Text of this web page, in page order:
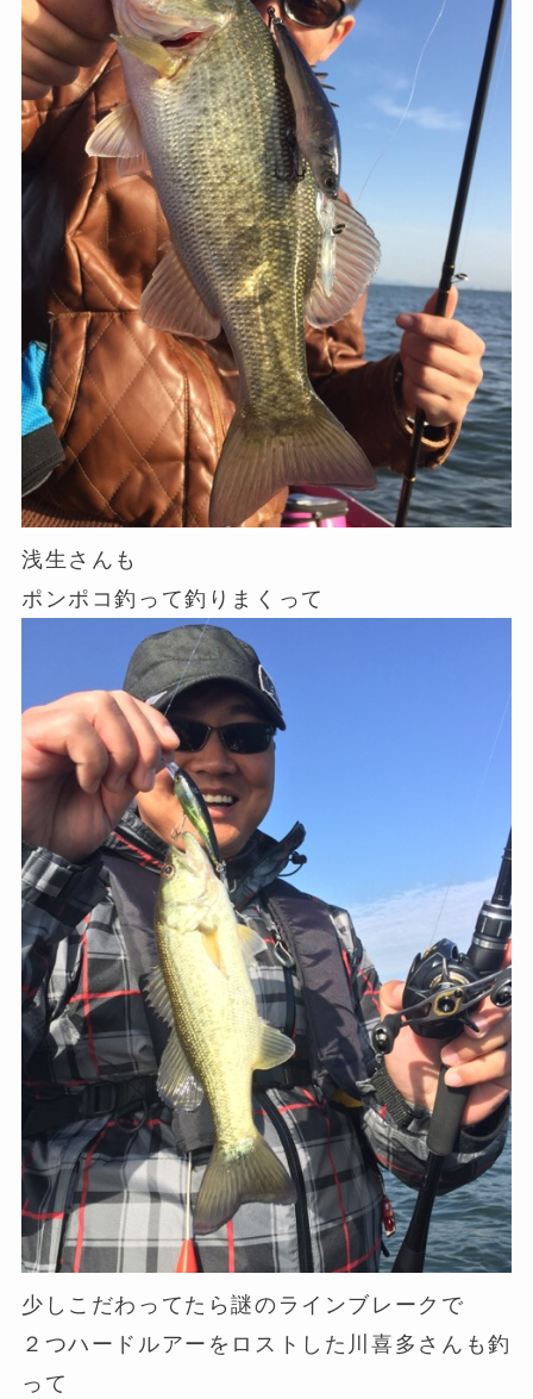
浅生さんも
ポンポコ釣って釣りまくって
少しこだわってたら謎のラインブレークで
２つハードルアーをロストした川喜多さんも釣
って